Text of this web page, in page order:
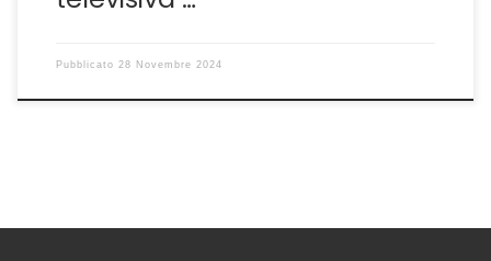
Pubblicato 28 Novembre 2024